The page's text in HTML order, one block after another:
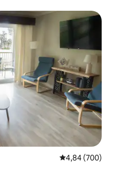
5 üzerinden
4,84 (700)